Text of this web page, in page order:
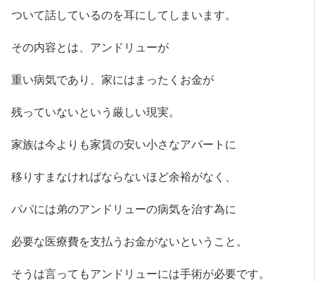
ついて話しているのを耳にしてしまいます。
その内容とは、アンドリューが
重い病気であり、家にはまったくお金が
残っていないという厳しい現実。
家族は今よりも家賃の安い小さなアパートに
移りすまなければならないほど余裕がなく、
パパには弟のアンドリューの病気を治す為に
必要な医療費を支払うお金がないということ。
そうは言ってもアンドリューには手術が必要です。